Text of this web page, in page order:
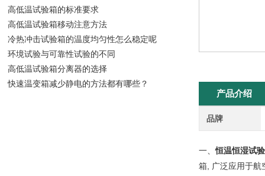
产品介绍
品牌
一、恒温恒湿试
箱, 广泛应用于航
高低温试验箱的标准要求
高低温试验箱移动注意方法
冷热冲击试验箱的温度均匀性怎么稳定呢
环境试验与可靠性试验的不同
高低温试验箱分离器的选择
快速温变箱减少静电的方法都有哪些？